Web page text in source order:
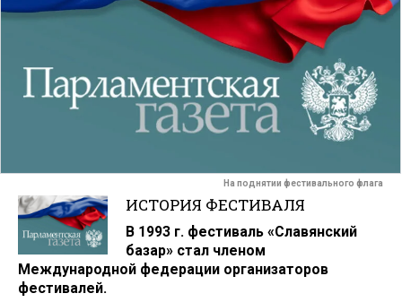
На поднятии фестивального флага
ИСТОРИЯ ФЕСТИВАЛЯ
В 1993 г. фестиваль «Славянский
базар» стал членом
Международной федерации организаторов
фестивалей.